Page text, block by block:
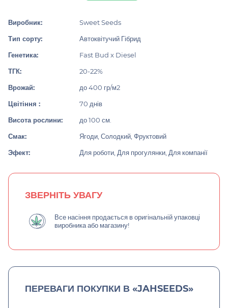
Виробник:
Sweet Seeds
Тип сорту:
Автоквітучий Гібрид
Генетика:
Fast Bud x Diesel
ТГК:
20-22%
Врожай:
до 400 гр/м2
Цвітіння :
70 днів
Висота рослини:
до 100 см.
Смак:
Ягоди, Солодкий, Фруктовий
Эфект:
Для роботи, Для прогулянки, Для компанії
ЗВЕРНІТЬ УВАГУ
Все насіння продається в оригінальній упаковці
виробника або магазину!
ПЕРЕВАГИ ПОКУПКИ В «JAHSEEDS»